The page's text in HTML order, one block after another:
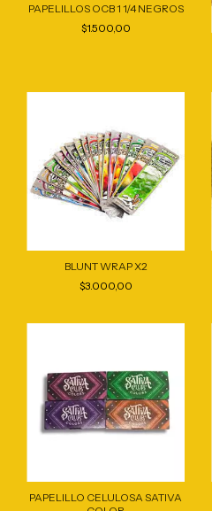
PAPELILLOS OCB 1 1/4 NEGROS
$1.500,00
BLUNT WRAP X2
$3.000,00
PAPELILLO CELULOSA SATIVA